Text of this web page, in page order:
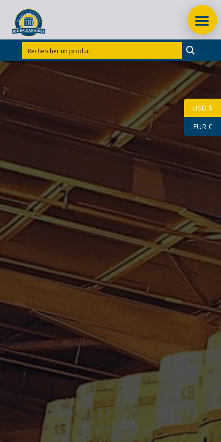
Accueil/Rhums d'exception
Guadeloupe/RHUM VIEUX BIELLE 70 CL 57.1°
MILLESIME 2014 BRUT DE FUT
RHUM VIEUX BIELLE 70 CL
57.1° MILLESIME 2014
USD $
EUR €